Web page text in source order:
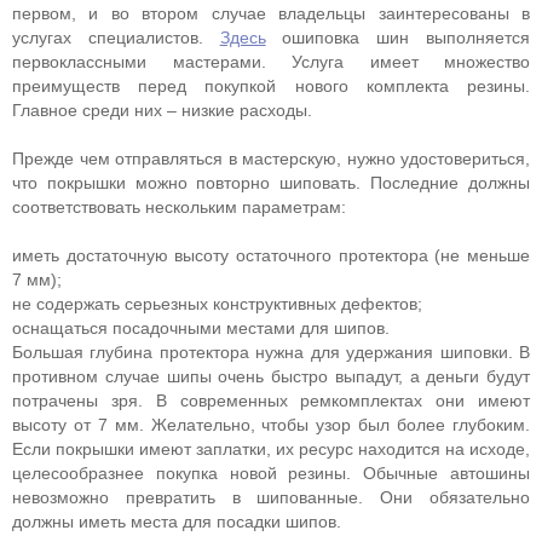
первом, и во втором случае владельцы заинтересованы в
услугах специалистов. Здесьошиповка шин выполняется
первоклассными мастерами. Услуга имеет множество
преимуществ перед покупкой нового комплекта резины.
Главное среди них – низкие расходы.
Прежде чем отправляться в мастерскую, нужно удостовериться,
что покрышки можно повторно шиповать. Последние должны
соответствовать нескольким параметрам:
иметь достаточную высоту остаточного протектора (не меньше
7 мм);
не содержать серьезных конструктивных дефектов;
оснащаться посадочными местами для шипов.
Большая глубина протектора нужна для удержания шиповки. В
противном случае шипы очень быстро выпадут, а деньги будут
потрачены зря. В современных ремкомплектах они имеют
высоту от 7 мм. Желательно, чтобы узор был более глубоким.
Если покрышки имеют заплатки, их ресурс находится на исходе,
целесообразнее покупка новой резины. Обычные автошины
невозможно превратить в шипованные. Они обязательно
должны иметь места для посадки шипов.